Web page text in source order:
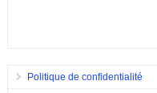
Politique de confidentialité